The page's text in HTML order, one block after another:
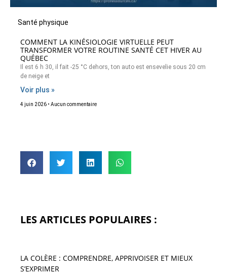
Santé physique
COMMENT LA KINÉSIOLOGIE VIRTUELLE PEUT
TRANSFORMER VOTRE ROUTINE SANTÉ CET HIVER AU
QUÉBEC
Il est 6 h 30, il fait -25 °C dehors, ton auto est ensevelie sous 20 cm
de neige et
Voir plus »
4 juin 2026 Aucun commentaire
LES ARTICLES POPULAIRES :
LA COLÈRE : COMPRENDRE, APPRIVOISER ET MIEUX
S’EXPRIMER